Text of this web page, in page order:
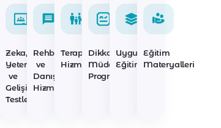
Zeka,
Yetenek
ve
Gelişim
Testleri
Rehberlik
ve
Danışmanlık
Hizmetleri
Terapi
Hizmetleri
Dikkat
Müdahale
Programları
Uygulayıcı
Eğitimleri
Eğitim
Materyalleri